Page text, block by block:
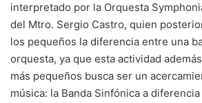
interpretado por la Orquesta
del Mtro. Sergio Castro, quien
los pequeños la diferencia entre una
orquesta, ya que esta actividad
más pequeños busca ser un
música: la Banda Sinfónica a